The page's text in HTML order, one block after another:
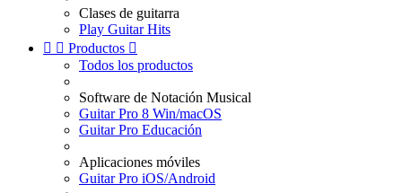
Clases de guitarra
Play Guitar Hits
  Productos 
Todos los productos
Software de Notación Musical
Guitar Pro 8 Win/macOS
Guitar Pro Educación
Aplicaciones móviles
Guitar Pro iOS/Android